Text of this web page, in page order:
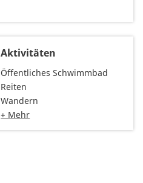
Aktivitäten
Öffentliches Schwimmbad
Reiten
Wandern
+ Mehr